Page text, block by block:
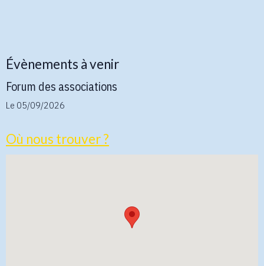
Évènements à venir
Forum des associations
Le 05/09/2026
Où nous trouver ?